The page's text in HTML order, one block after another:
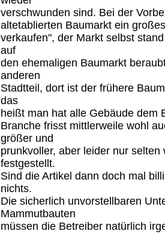
verschwunden sind. Bei der
altetablierten Baumarkt ein
verkaufen", der Markt selbst
auf
den ehemaligen Baumarkt
anderen
Stadtteil, dort ist der frühere
das
heißt man hat alle Gebäude dem
Branche frisst mittlerweile wohl
größer und
prunkvoller, aber leider nur
festgestellt.
Sind die Artikel dann doch mal
nichts.
Die sicherlich unvorstellbaren
Mammutbauten
müssen die Betreiber natürlich